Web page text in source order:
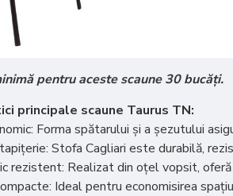
pentru aceste scaune 30 bucăți.
principale scaune Taurus TN:
Forma spătarului și a șezutului
Stofa Cagliari este durabilă,
rezistent: Realizat din oțel vopsit,
Ideal pentru economisirea